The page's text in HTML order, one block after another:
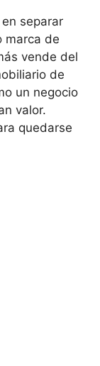
separar
marca de
vende del
de
un negocio
valor.
quedarse